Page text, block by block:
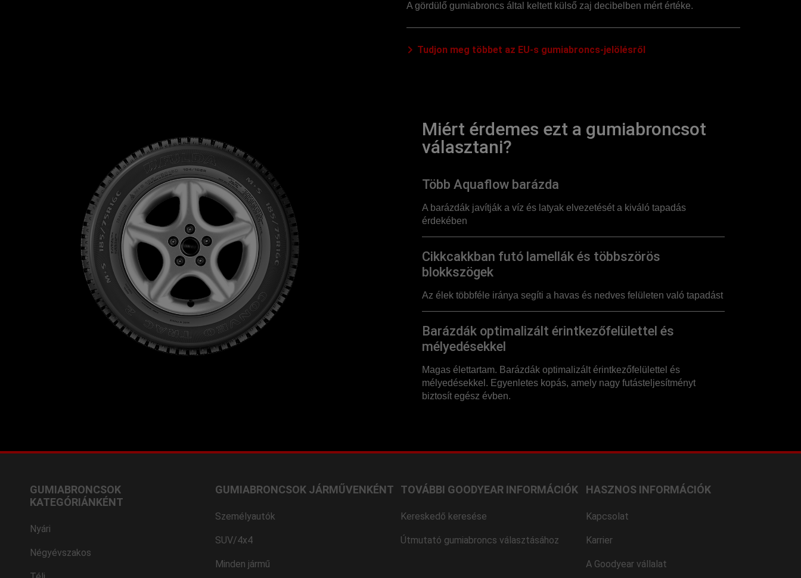
A gördülő gumiabroncs által keltett külső zaj decibelben mért értéke.
Tudjon meg többet az EU-s gumiabroncs-jelölésről
Miért érdemes ezt a gumiabroncsot
választani?
Több Aquaflow barázda
A barázdák javítják a víz és latyak elvezetését a kiváló tapadás
érdekében
Cikkcakkban futó lamellák és többszörös
blokkszögek
Az élek többféle iránya segíti a havas és nedves felületen való tapadást
Barázdák optimalizált érintkezőfelülettel és
mélyedésekkel
Magas élettartam. Barázdák optimalizált érintkezőfelülettel és
mélyedésekkel. Egyenletes kopás, amely nagy futásteljesítményt
biztosít egész évben.
GUMIABRONCSOK
KATEGÓRIÁNKÉNT
Nyári
Négyévszakos
GUMIABRONCSOK JÁRMŰVENKÉNT
Személyautók
SUV/4x4
Minden jármű
TOVÁBBI GOODYEAR INFORMÁCIÓK
Kereskedő keresése
Útmutató gumiabroncs választásához
HASZNOS INFORMÁCIÓK
Kapcsolat
Karrier
A Goodyear vállalat